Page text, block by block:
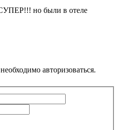
но были в отеле
авторизоваться.